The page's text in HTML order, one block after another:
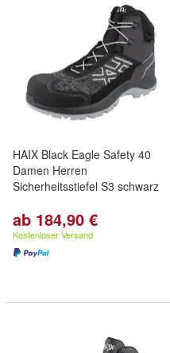
HAIX Black Eagle Safety 40
Damen Herren
Sicherheitsstiefel S3 schwarz
ab 184,90 €
Kostenloser Versand